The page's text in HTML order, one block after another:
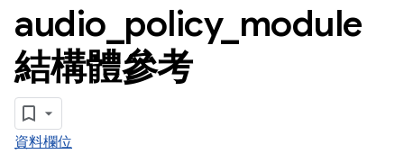
audio policy_ module
結構體參考
資料欄位